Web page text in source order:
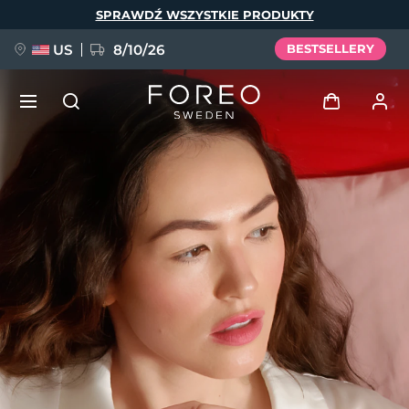
SPRAWDŹ WSZYSTKIE PRODUKTY
US 8/10/26 BESTSELLERY
Zaloguj
Profil użytkownika
Moje urządzenia
Moje zamówienia
Moje adresy
Moje subskrypcje
FAQ™ Pure Beauty-Tech Elixir
BREAKING NEWS
issa™ Teeth Whitening Set
Język
English Deutsch
Español
Français
Português
Polski
Svenska
Русский
Türkçe
简体中文 繁體中文